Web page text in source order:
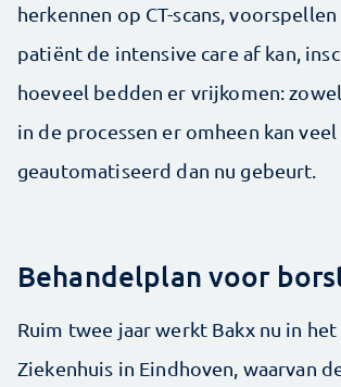
herkennen op CT-scans,
patiënt de intensive care af kan,
hoeveel bedden er vrijkomen:
in de processen er omheen kan
geautomatiseerd dan nu gebeurt.
Behandelplan voor
Ruim twee jaar werkt Bakx nu in het
Ziekenhuis in Eindhoven, waarvan